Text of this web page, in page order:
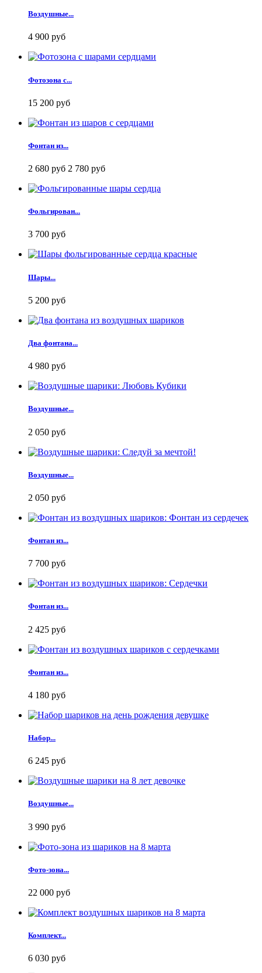
Воздушные...
4 900 руб
Фотозона с...
15 200 руб
Фонтан из...
2 680 руб 2 780 руб
Фольгирован...
3 700 руб
Шары...
5 200 руб
Два фонтана...
4 980 руб
Воздушные...
2 050 руб
Воздушные...
2 050 руб
Фонтан из...
7 700 руб
Фонтан из...
2 425 руб
Фонтан из...
4 180 руб
Набор...
6 245 руб
Воздушные...
3 990 руб
Фото-зона...
22 000 руб
Комплект...
6 030 руб